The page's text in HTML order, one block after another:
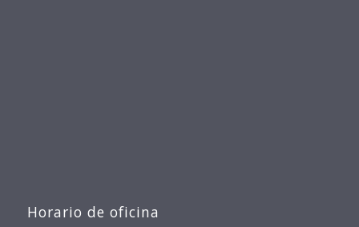
Horario de oficina